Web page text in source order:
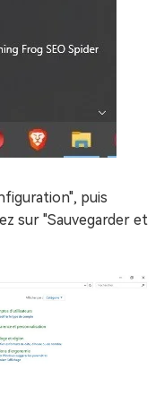
puis
sur "Sauvegarder et